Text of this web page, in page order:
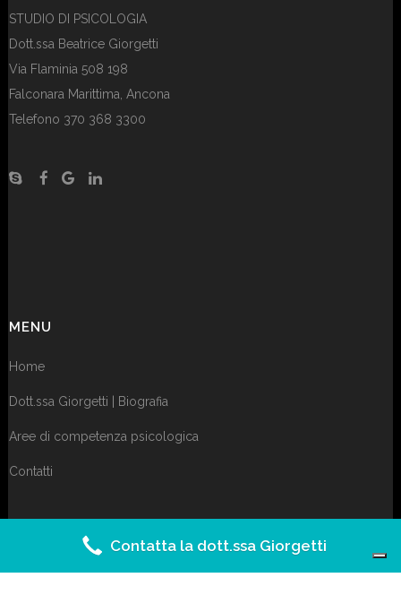
STUDIO DI PSICOLOGIA
Dott.ssa Beatrice Giorgetti
Via Flaminia 508 198
Falconara Marittima, Ancona
Telefono 370 368 3300
MENU
Home
Dott.ssa Giorgetti | Biografia
Aree di competenza psicologica
Contatti
Contatta la dott.ssa Giorgetti